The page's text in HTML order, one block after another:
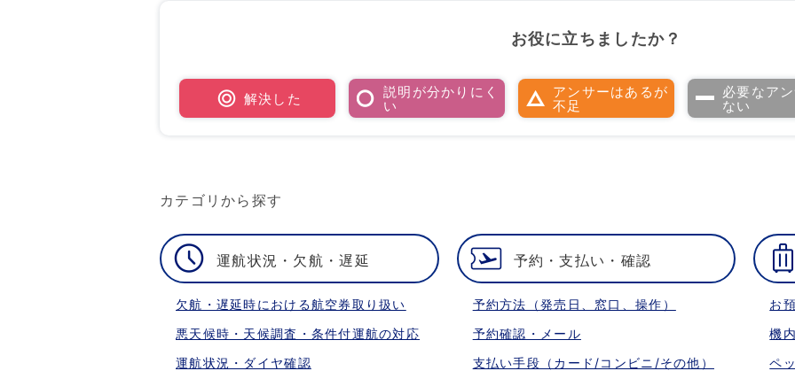
お役に立ちましたか？
解決した
説明が分かりにく
い
アンサーはあるが
不足
必要なア
ない
カテゴリから探す
運航状況・欠航・遅延
欠航・遅延時における航空券取り扱い
悪天候時・天候調査・条件付運航の対応
運航状況・ダイヤ確認
予約・支払い・確認
予約方法（発売日、窓口、操作）
予約確認・メール
支払い手段（カード/コンビニ/その他）
お
機
ペ